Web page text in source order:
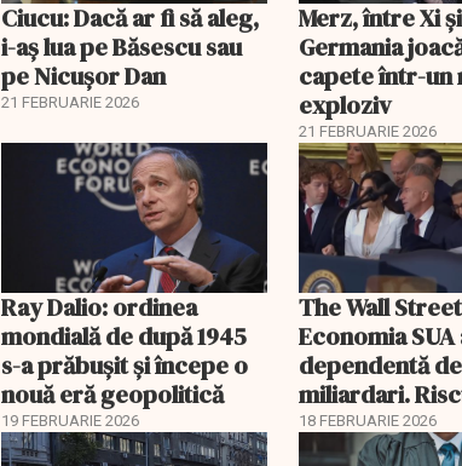
Ciucu: Dacă ar fi să aleg,
i-aș lua pe Băsescu sau
pe Nicușor Dan
21 FEBRUARIE 2026
Merz, între Xi
Germania
capete într-un
exploziv
21 FEBRUARIE 2026
Ray Dalio: ordinea
mondială de după 1945
s-a prăbușit și începe o
nouă eră geopolitică
19 FEBRUARIE 2026
The Wall
Economia
dependentă de
miliardari.
pentru burse
18 FEBRUARIE 2026